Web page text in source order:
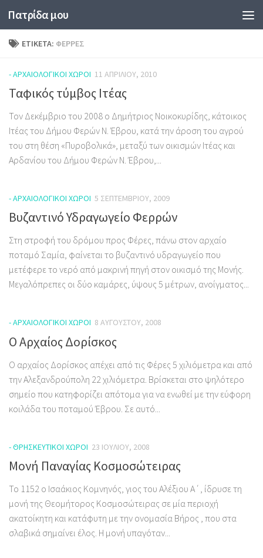
Skip to content
Πατρίδα μου
ΕΤΙΚΈΤΑ: ΦΈΡΡΕΣ
- ΑΡΧΑΙΟΛΟΓΙΚΟΊ ΧΏΡΟΙ 11 ΑΠΡΙΛΊΟΥ, 2010
Ταφικός τύμβος Ιτέας
Τον Δεκέμβριο του 2008 ο Δημήτριος Νοικοκυρίδης, κάτοικος
Ιτέας του Δήμου Φερών Ν. Έβρου, κατά την άροση του αγρού
του στη θέση «Πυροβολικά», μεταξύ των οικισμών Ιτέας και
Αρδανίου του Δήμου Φερών Ν. Έβρου,...
- ΑΡΧΑΙΟΛΟΓΙΚΟΊ ΧΏΡΟΙ 5 ΣΕΠΤΕΜΒΡΊΟΥ, 2009
Βυζαντινό Υδραγωγείο Φερρών
Στη στροφή του δρόμου προς Φέρες, πάνω στον αρχαίο
ποταμό Σαμία, φαίνεται το βυζαντινό υδραγωγείο που
μετέφερε το νερό από μακρινή πηγή στον οικισμό της Μονής.
Μεγαλόπρεπες οι δύο καμάρες, ύψους 5 μέτρων, ανοίγματος...
- ΑΡΧΑΙΟΛΟΓΙΚΟΊ ΧΏΡΟΙ 8 ΑΥΓΟΎΣΤΟΥ, 2008
O Aρχαίος Δορίσκος
Ο αρχαίος Δορίσκος απέχει από τις Φέρες 5 χιλιόμετρα και από
την Αλεξανδρούπολη 22 χιλιόμετρα. Βρίσκεται στο ψηλότερο
σημείο που κατηφορίζει απότομα για να ενωθεί με την εύφορη
κοιλάδα του ποταμού Έβρου. Σε αυτό...
- ΘΡΗΣΚΕΥΤΙΚΟΊ ΧΏΡΟΙ 23 ΙΟΥΛΊΟΥ, 2008
Μονή Παναγίας Κοσμοσώτειρας
Το 1152 ο Ισαάκιος Κομνηνός, γιος του Αλέξιου Α΄, ίδρυσε τη
μονή της Θεομήτορος Κοσμοσώτειρας σε μία περιοχή
ακατοίκητη και κατάφυτη με την ονομασία Bήρος , που στα
σλαβικά σημαίνει έλος. Η μονή υπαγόταν...